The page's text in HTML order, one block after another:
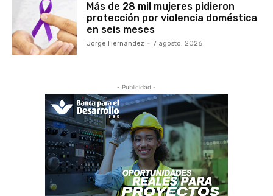
Más de 28 mil mujeres pidieron
protección por violencia doméstica
en seis meses
Jorge Hernandez - 7 agosto, 2026
- Publicidad -